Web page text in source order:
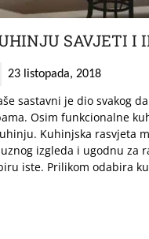
SAVJETI I
23 listopada, 2018
sastavni je dio svakog
Osim funkcionalne
Kuhinjska rasvjeta
izgleda i ugodnu za
iste. Prilikom odabira